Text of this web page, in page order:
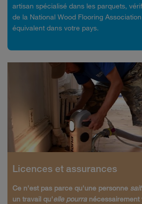
artisan spécialisé dans les parquets,
de la National Wood Flooring Association
équivalent dans votre pays.
Licences et assurances
Ce n'est pas parce qu'une personne sait
un travail qu'elle pourranécessairement